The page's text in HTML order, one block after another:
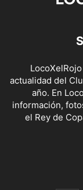
actualidad del
año. En
información,
el Rey de